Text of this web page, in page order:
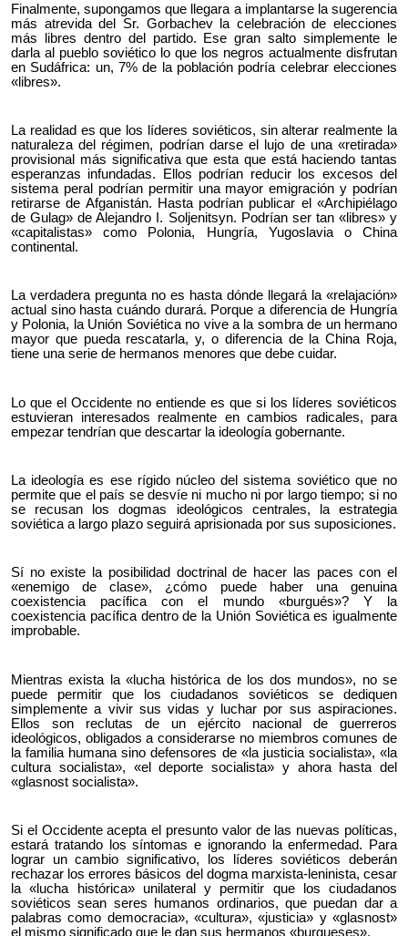
Finalmente, supongamos que llegara a implantarse la sugerencia
más atrevida del Sr. Gorbachev la celebración de elecciones
más libres dentro del partido. Ese gran salto simplemente le
darla al pueblo soviético lo que los negros actualmente disfrutan
en Sudáfrica: un, 7% de la población podría celebrar elecciones
«libres».
La realidad es que los líderes soviéticos, sin alterar realmente la
naturaleza del régimen, podrían darse el lujo de una «retirada»
provisional más significativa que esta que está haciendo tantas
esperanzas infundadas. Ellos podrían reducir los excesos del
sistema peral podrían permitir una mayor emigración y podrían
retirarse de Afganistán. Hasta podrían publicar el «Archipiélago
de Gulag» de Alejandro I. Soljenitsyn. Podrían ser tan «libres» y
«capitalistas» como Polonia, Hungría, Yugoslavia o China
continental.
La verdadera pregunta no es hasta dónde llegará la «relajación»
actual sino hasta cuándo durará. Porque a diferencia de Hungría
y Polonia, la Unión Soviética no vive a la sombra de un hermano
mayor que pueda rescatarla, y, o diferencia de la China Roja,
tiene una serie de hermanos menores que debe cuidar.
Lo que el Occidente no entiende es que si los líderes soviéticos
estuvieran interesados realmente en cambios radicales, para
empezar tendrían que descartar la ideología gobernante.
La ideología es ese rígido núcleo del sistema soviético que no
permite que el país se desvíe ni mucho ni por largo tiempo; si no
se recusan los dogmas ideológicos centrales, la estrategia
soviética a largo plazo seguirá aprisionada por sus suposiciones.
Sí no existe la posibilidad doctrinal de hacer las paces con el
«enemigo de clase», ¿cómo puede haber una genuina
coexistencia pacífica con el mundo «burgués»? Y la
coexistencia pacífica dentro de la Unión Soviética es igualmente
improbable.
Mientras exista la «lucha histórica de los dos mundos», no se
puede permitir que los ciudadanos soviéticos se dediquen
simplemente a vivir sus vidas y luchar por sus aspiraciones.
Ellos son reclutas de un ejército nacional de guerreros
ideológicos, obligados a considerarse no miembros comunes de
la familia humana sino defensores de «la justicia socialista», «la
cultura socialista», «el deporte socialista» y ahora hasta del
«glasnost socialista».
Si el Occidente acepta el presunto valor de las nuevas políticas,
estará tratando los síntomas e ignorando la enfermedad. Para
lograr un cambio significativo, los líderes soviéticos deberán
rechazar los errores básicos del dogma marxista-leninista, cesar
la «lucha histórica» unilateral y permitir que los ciudadanos
soviéticos sean seres humanos ordinarios, que puedan dar a
palabras como democracia», «cultura», «justicia» y «glasnost»
el mismo significado que le dan sus hermanos «burgueses».